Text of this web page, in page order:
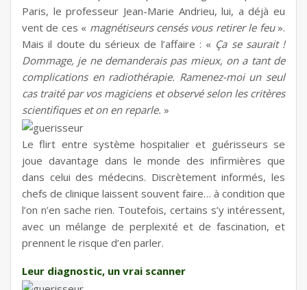
Paris, le professeur Jean-Marie Andrieu, lui, a déjà eu
vent de ces « magnétiseurs censés vous retirer le feu».
Mais il doute du sérieux de l’affaire : « Ça se saurait !
Dommage, je ne demanderais pas mieux, on a tant de
complications en radiothérapie. Ramenez-moi un seul
cas traité par vos magiciens et observé selon les critères
scientifiques et on en reparle. »
Le flirt entre système hospitalier et guérisseurs se
joue davantage dans le monde des infirmières que
dans celui des médecins. Discrètement informés, les
chefs de clinique laissent souvent faire… à condition que
l’on n’en sache rien. Toutefois, certains s’y intéressent,
avec un mélange de perplexité et de fascination, et
prennent le risque d’en parler.
Leur diagnostic, un vrai scanner